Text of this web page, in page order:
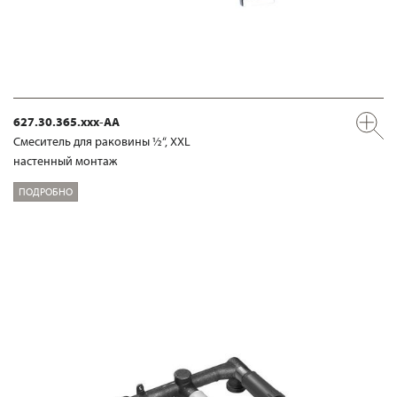
627.30.365.xxx-AA
Смеситель для раковины ½“, XXL
настенный монтаж
ПОДРОБНО